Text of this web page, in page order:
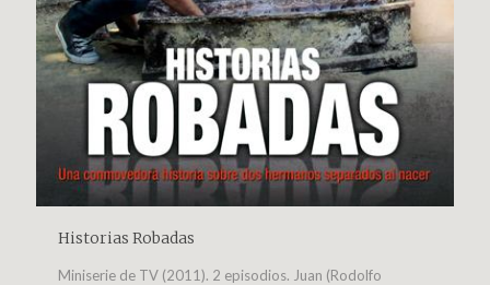
Historias Robadas
Miniserie de TV (2011). 2 episodios. Juan (Rodolfo